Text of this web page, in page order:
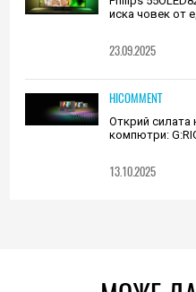
иска човек от
23.09.2025
HICOMMENT
Открий силата
компютри:
13.10.2025